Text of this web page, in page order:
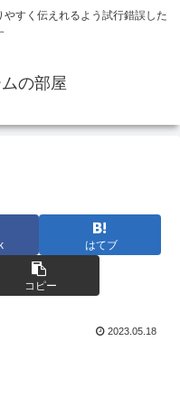
すく伝えれるよう試行錯誤した
の部屋
はてブ
コピー
2023.05.18